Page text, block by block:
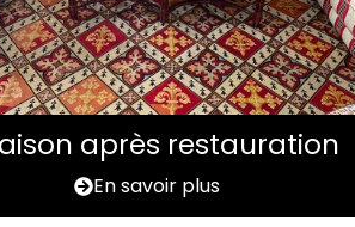
après restauration
En savoir plus